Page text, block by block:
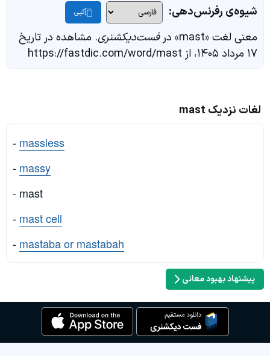
شیوه‌ی رفرنس‌دهی: کپی
معنی لغت «mast» در فست‌دیکشنری. مشاهده در تاریخ
۱۷ مرداد ۱۴۰۵، از https://fastdic.com/word/mast
لغات نزدیک mast
- massless
- massy
- mast
- mast cell
- mastaba or mastabah
پیشنهاد بهبود معانی